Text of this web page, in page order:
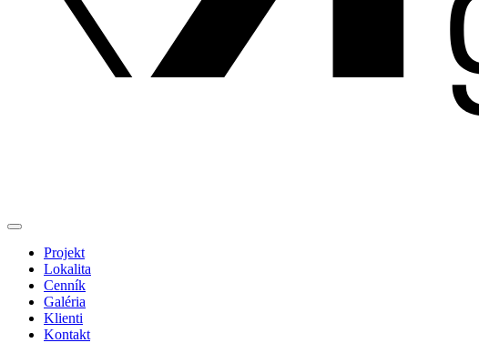
Projekt
Lokalita
Cenník
Galéria
Klienti
Kontakt